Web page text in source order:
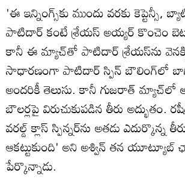
'ఈ ఇన్నింగ్స్‌కు ముందు వరకు కెప్టెన్సీ,
పాటిదార్ కంటే శ్రేయస్ అయ్యర్ కొంచెం
కానీ ఈ మ్యాచ్‌తో పాటిదార్‌ శ్రేయస్‌ను
సాధారణంగా పాటిదార్ స్పిన్‌ బౌలింగ్‌లో
అందరికీ తెలుసు. కానీ గుజరాత్ మ్యాచ్‌లో
బౌలర్లపై విరుచుకుపడిన తీరు అద్భుతం.
వరల్డ్ క్లాస్ స్పిన్నర్‌ను అతడు ఎదుర్కొన్న
ఆకట్టుకుంది' అని అశ్విన్ తన
పేర్కొన్నాడు.